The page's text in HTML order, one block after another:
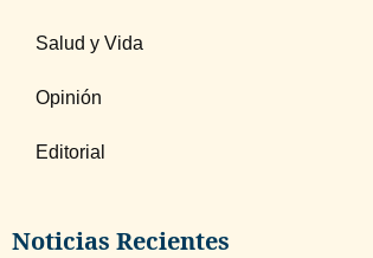
Salud y Vida
Opinión
Editorial
Noticias Recientes